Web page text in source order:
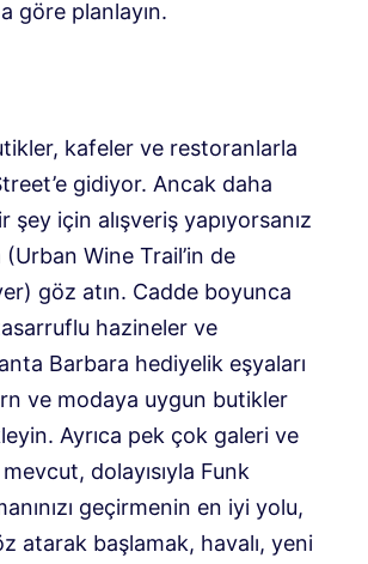
göre planlayın.
kafeler ve restoranlarla
gidiyor. Ancak daha
şey için alışveriş yapıyorsanız
(Urban Wine Trail’in de
göz atın. Cadde boyunca
hazineler ve
Barbara hediyelik eşyaları
ve modaya uygun butikler
Ayrıca pek çok galeri ve
dolayısıyla Funk
geçirmenin en iyi yolu,
atarak başlamak, havalı, yeni